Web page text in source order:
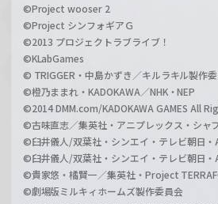
©Project wooser 2
©Project シンフォギアＧ
©2013 プロジェクトラブライブ！
©KLabGames
© TRIGGER・中島かずき／キルラキル製作
©橙乃ままれ・KADOKAWA／NHK・NEP
©2014 DMM.com/KADOKAWA GAMES All
©古味直志／集英社・アニプレックス・シャ
©臼井儀人/双葉社・シンエイ・テレビ朝日・
©臼井儀人/双葉社・シンエイ・テレビ朝日
©貴家悠・橘賢一／集英社・Project
©劇場版ミルキィホームズ製作委員会